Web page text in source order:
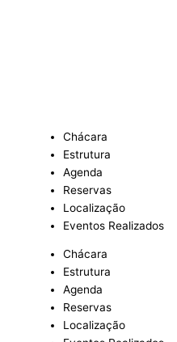
Chácara
Estrutura
Agenda
Reservas
Localização
Eventos Realizados
Chácara
Estrutura
Agenda
Reservas
Localização